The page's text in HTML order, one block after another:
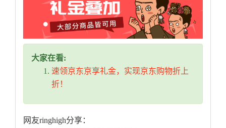
大家在看:
速领京东京享礼金，实现京东购物折上
折！
网友ringhigh分享：